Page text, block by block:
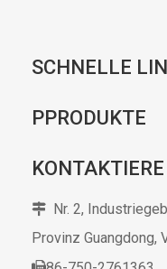
SCHNELLE
PPRODUKTE
 Nr. 2,
Provinz Guangdong,